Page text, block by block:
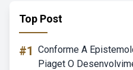
Top Post
#1 Conforme A
Piaget O